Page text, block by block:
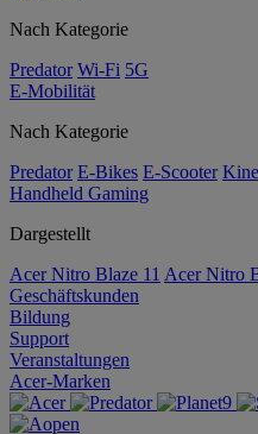
Nach Kategorie
Predator Wi-Fi 5G
E-Mobilität
Nach Kategorie
Predator E-Bikes E-Scooter
Handheld Gaming
Dargestellt
Acer Nitro Blaze 11 Acer Nitro
Geschäftskunden
Bildung
Support
Veranstaltungen
Acer-Marken